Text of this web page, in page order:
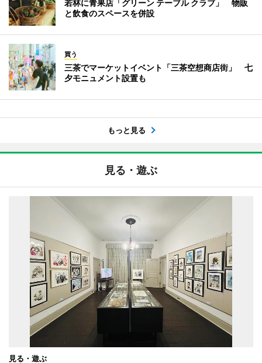
若林に青果店「グリーン テーブル クラブ」 物販
と飲食のスペースを併設
買う
三茶でマーケットイベント「三茶空想商店街」 七
夕モニュメント設置も
もっと見る
見る・遊ぶ
見る・遊ぶ